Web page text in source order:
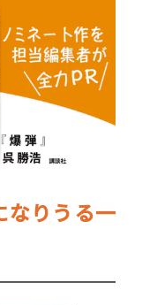
なりうる一